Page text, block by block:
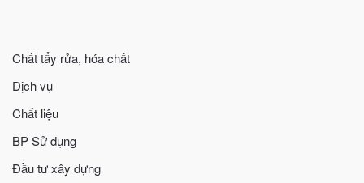
Chất tẩy rửa, hóa chất
Dịch vụ
Chất liệu
BP Sử dụng
Đầu tư xây dựng